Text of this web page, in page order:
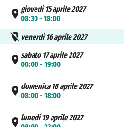
giovedì 15 aprile 2027
08:30 - 18:00
venerdì 16 aprile 2027
sabato 17 aprile 2027
08:00 - 19:00
domenica 18 aprile 2027
08:00 - 18:00
lunedì 19 aprile 2027